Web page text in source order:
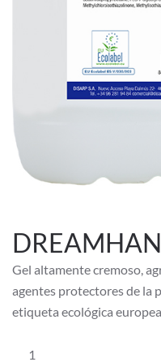
Gel altamente cremoso,
agentes protectores de la
etiqueta ecológica
DREAMHAND